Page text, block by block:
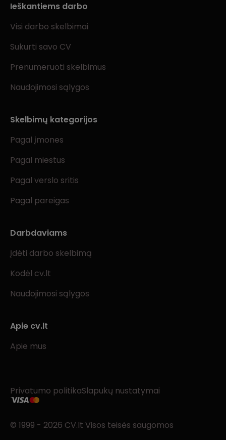
Ieškantiems darbo
Visi darbo skelbimai
Sukurti savo CV
Prenumeruoti skelbimus
Naudojimosi sąlygos
Skelbimų kategorijos
Pagal įmones
Pagal miestus
Pagal verslo sritis
Pagal pareigas
Darbdaviams
Įdėti darbo skelbimą
Kodėl cv.lt
Naudojimosi sąlygos
Apie cv.lt
Apie mus
Privatumo politikaSlapukų nustatymai
© 1999 - 2026 CV.lt Visos teisės saugomos